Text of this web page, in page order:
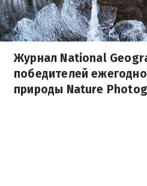
Журнал National
победителей
природы Nature